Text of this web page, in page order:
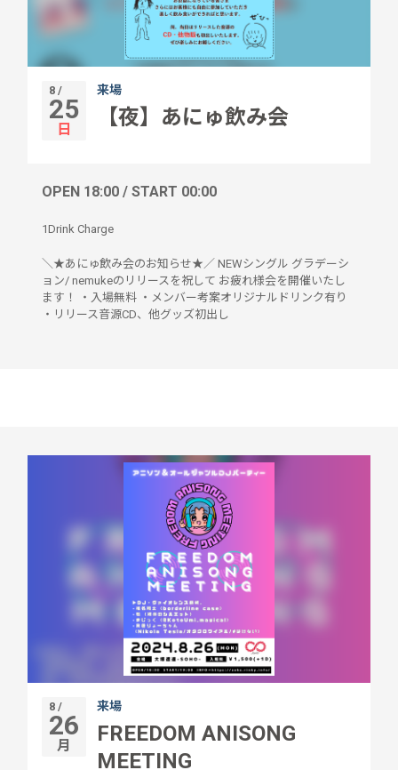
8 /
25
日
来場
【夜】あにゅ飲み会
OPEN 18:00 / START 00:00
1Drink Charge
＼★あにゅ飲み会のお知らせ★／ NEWシングル グラデーシ
ョン/ nemukeのリリースを祝して お疲れ様会を開催いたし
ます！ ・入場無料 ・メンバー考案オリジナルドリンク有り
・リリース音源CD、他グッズ初出し
8 /
26
月
来場
FREEDOM ANISONG
MEETING